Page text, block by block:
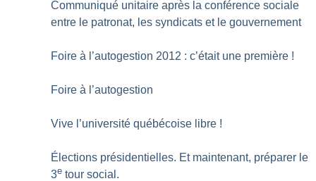
Communiqué unitaire après la conférence sociale
entre le patronat, les syndicats et le gouvernement
Foire à l’autogestion 2012 : c’était une première !
Foire à l’autogestion
Vive l’université québécoise libre !
Élections présidentielles. Et maintenant, préparer le
3e tour social.